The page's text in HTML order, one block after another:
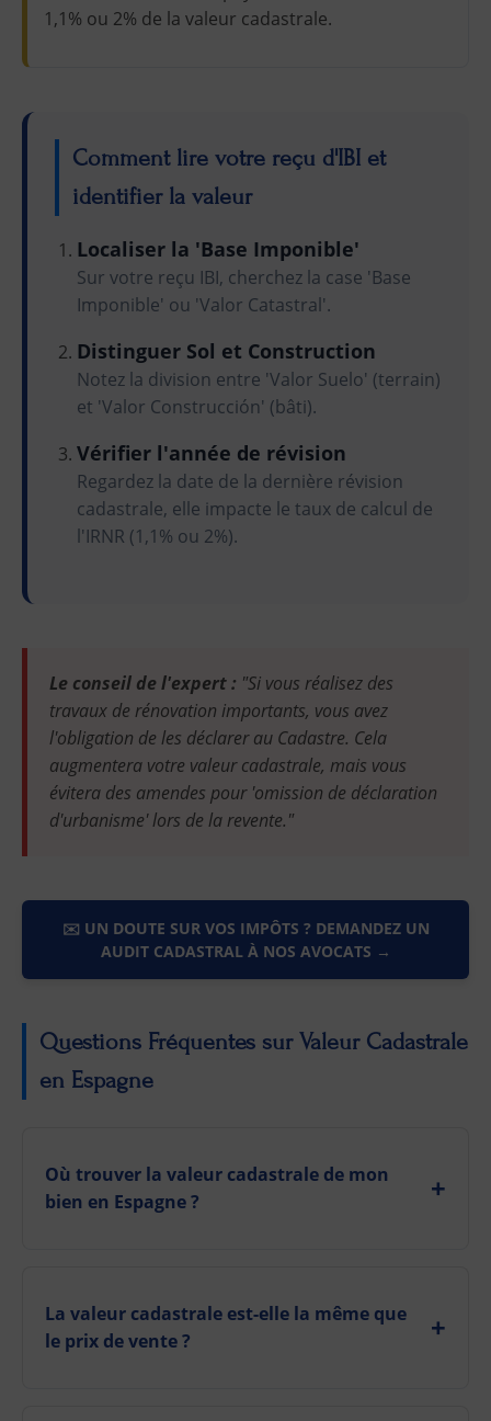
1,1% ou 2% de la valeur cadastrale.
Comment lire votre reçu d'IBI et
identifier la valeur
Localiser la 'Base Imponible'
Sur votre reçu IBI, cherchez la case 'Base
Imponible' ou 'Valor Catastral'.
Distinguer Sol et Construction
Notez la division entre 'Valor Suelo' (terrain)
et 'Valor Construcción' (bâti).
Vérifier l'année de révision
Regardez la date de la dernière révision
cadastrale, elle impacte le taux de calcul de
l'IRNR (1,1% ou 2%).
Le conseil de l'expert : "Si vous réalisez des
travaux de rénovation importants, vous avez
l'obligation de les déclarer au Cadastre. Cela
augmentera votre valeur cadastrale, mais vous
évitera des amendes pour 'omission de déclaration
d'urbanisme' lors de la revente."
✉️ UN DOUTE SUR VOS IMPÔTS ? DEMANDEZ UN
AUDIT CADASTRAL À NOS AVOCATS →
Questions Fréquentes sur Valeur Cadastrale
en Espagne
Où trouver la valeur cadastrale de mon
bien en Espagne ?
La valeur cadastrale est-elle la même que
le prix de vente ?